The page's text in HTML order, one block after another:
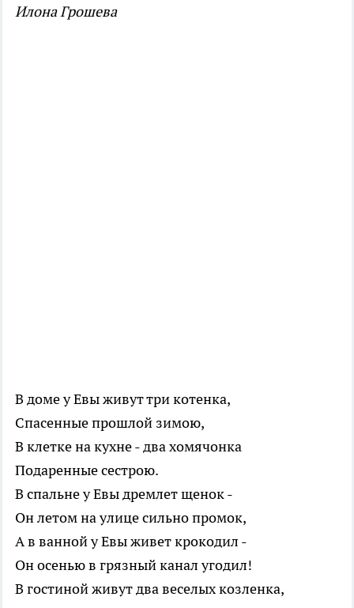
Илона Грошева
В доме у Евы живут три котенка,
Спасенные прошлой зимою,
В клетке на кухне - два хомячонка
Подаренные сестрою.
В спальне у Евы дремлет щенок -
Он летом на улице сильно промок,
А в ванной у Евы живет крокодил -
Он осенью в грязный канал угодил!
В гостиной живут два веселых козленка,